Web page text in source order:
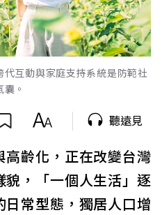
互動與家庭支持系統是防範社
。
聽遠見
齡化，正在改變台灣
，「一個人生活」逐
常型態，獨居人口增